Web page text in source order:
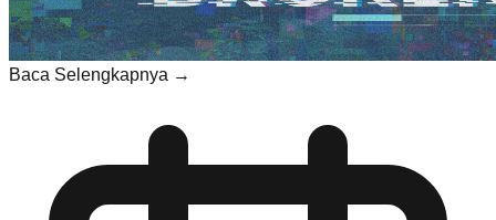
Baca Selengkapnya →